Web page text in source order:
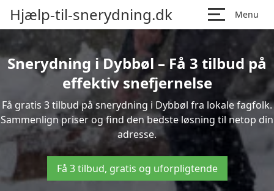
Hjælp-til-snerydning.dk Menu
Snerydning i Dybbøl – Få 3 tilbud på
effektiv snefjernelse
Få gratis 3 tilbud på snerydning i Dybbøl fra lokale fagfolk.
Sammenlign priser og find den bedste løsning til netop din
adresse.
Få 3 tilbud, gratis og uforpligtende